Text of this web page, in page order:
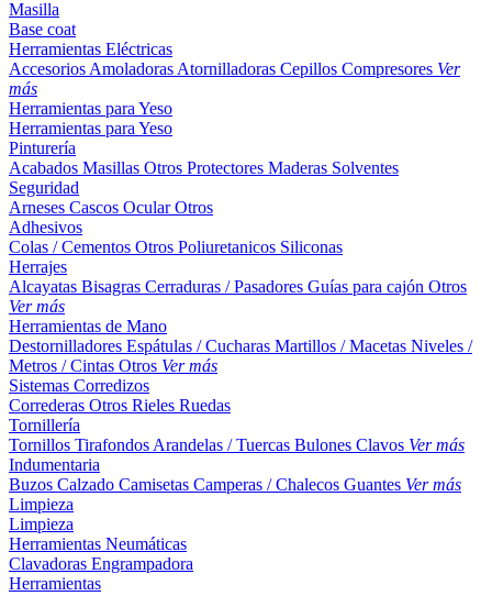
Masilla
Base coat
Herramientas Eléctricas
Accesorios Amoladoras Atornilladoras Cepillos Compresores Ver
más
Herramientas para Yeso
Herramientas para Yeso
Pinturería
Acabados Masillas Otros Protectores Maderas Solventes
Seguridad
Arneses Cascos OcularOtros
Adhesivos
Colas / Cementos Otros Poliuretanicos Siliconas
Herrajes
Alcayatas Bisagras Cerraduras / Pasadores Guías para cajón Otros
Ver más
Herramientas de Mano
Destornilladores Espátulas / Cucharas Martillos / Macetas Niveles /
Metros / Cintas Otros Ver más
Sistemas Corredizos
Correderas Otros Rieles Ruedas
Tornillería
Tornillos Tirafondos Arandelas / Tuercas Bulones Clavos Ver más
Indumentaria
Buzos Calzado Camisetas Camperas / Chalecos Guantes Ver más
Limpieza
Limpieza
Herramientas Neumáticas
Clavadoras Engrampadora
Herramientas